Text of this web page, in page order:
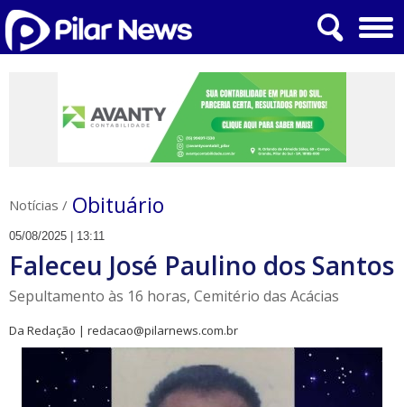
Notícias / Obituário
05/08/2025 | 13:11
Faleceu José Paulino dos Santos
Sepultamento às 16 horas, Cemitério das Acácias
Da Redação | redacao@pilarnews.com.br